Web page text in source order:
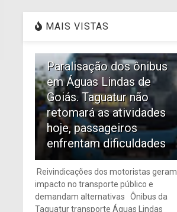
MAIS VISTAS
Paralisação dos ônibus
em Águas Lindas de
Goiás. Taguatur não
retomará as atividades
hoje, passageiros
enfrentam dificuldades
Reivindicações dos motoristas geram
impacto no transporte público e
demandam alternativas Ônibus da
Taguatur transporte Águas Lindas